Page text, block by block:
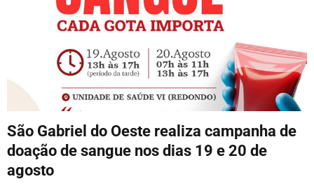
e
P
o
São Gabriel do Oeste realiza campanha de
doação de sangue nos dias 19 e 20 de
agosto